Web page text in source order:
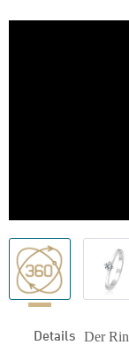
Details Der